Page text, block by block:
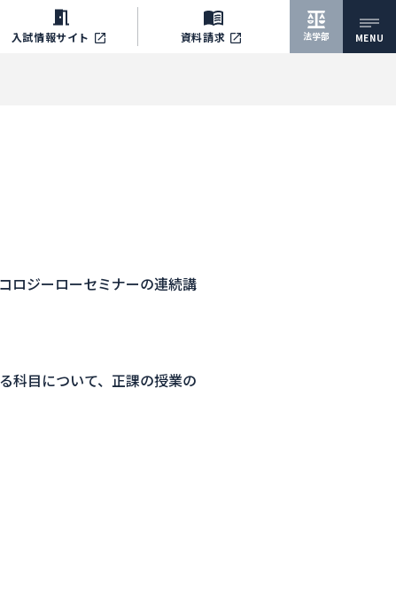
入試情報サイト 資料請求 法学部 MENU
ロジーローセミナーの連続講
科目について、正課の授業の